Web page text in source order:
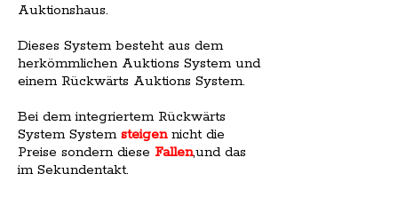
Auktionshaus.
Dieses System besteht aus dem
herkömmlichen Auktions System und
einem Rückwärts Auktions System.
Bei dem integriertem Rückwärts
System Systemsteigennicht die
Preise sondern diese Fallen,und das
im Sekundentakt.